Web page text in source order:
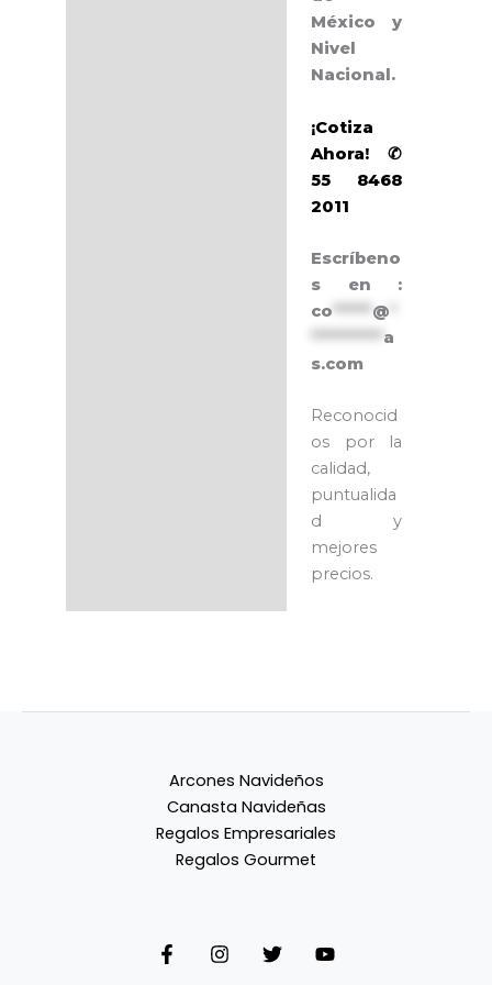
México y
Nivel
Nacional.
¡Cotiza
Ahora! ✆
55 8468
2011
Escríbeno
s en :
co ****** @
*********** a
s.com
Reconocid
os por la
calidad,
puntualida
d y
mejores
precios.
Arcones Navideños
Canasta Navideñas
Regalos Empresariales
Regalos Gourmet